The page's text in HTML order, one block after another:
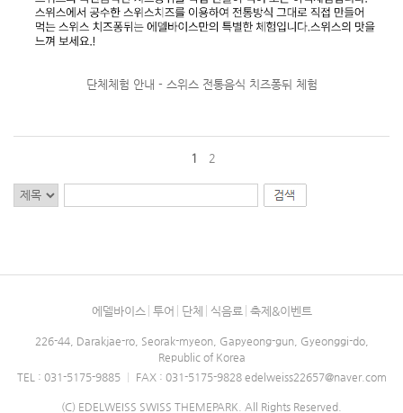
단체체험 안내 - 스위스 전통음식 치즈퐁뒤 체험
1 2
에델바이스 투어 단체 식음료 축제&이벤트
226-44, Darakjae-ro, Seorak-myeon, Gapyeong-gun, Gyeonggi-do,
Republic of Korea
TEL : 031-5175-9885
FAX : 031-5175-9828 edelweiss22657@naver.com
(C) EDELWEISS SWISS THEMEPARK. All Rights Reserved.